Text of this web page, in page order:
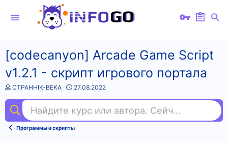
[codecanyon] Arcade Game Script
v1.2.1 - скрипт игрового портала
А
т
о
т
CTPAHHIK-BEKA
Д
а
н
а
27.08.2022
Найдите курс или автора. Сейчас ищут
Программы и скрипты